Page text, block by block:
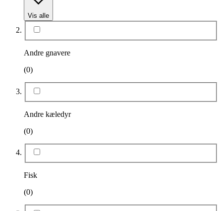
Vis alle
Andre gnavere
(0)
Andre kæledyr
(0)
Fisk
(0)